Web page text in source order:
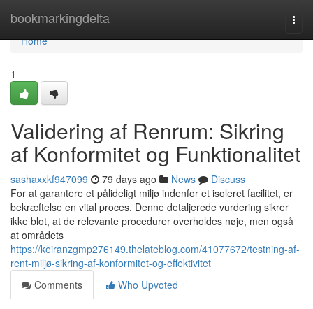
bookmarkingdelta
Home
Home
1
Validering af Renrum: Sikring
af Konformitet og Funktionalitet
sashaxxkf947099 79 days ago News
Discuss
For at garantere et pålideligt miljø indenfor et isoleret facilitet, er
bekræftelse en vital proces. Denne detaljerede vurdering sikrer
ikke blot, at de relevante procedurer overholdes nøje, men også
at områdets
https://keiranzgmp276149.thelateblog.com/41077672/testning-af-
rent-miljø-sikring-af-konformitet-og-effektivitet
Comments
Who Upvoted